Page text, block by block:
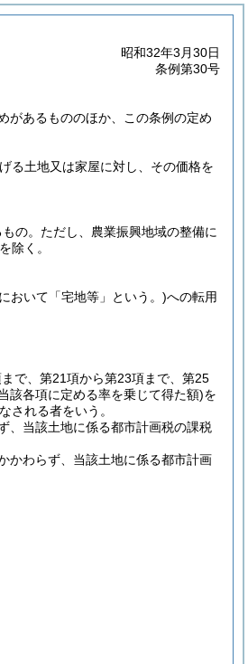
昭和32年3月30日
条例第30号
があるもののほか、この条例の定め
る土地又は家屋に対し、その価格を
の。 ただし、農業振興地域の整備に
除く。
において「宅地等」という。)への転用
で、第21項から第23項まで、第25
該各項に定める率を乗じて得た額)を
される者をいう。
、当該土地に係る都市計画税の課税
かわらず、当該土地に係る都市計画